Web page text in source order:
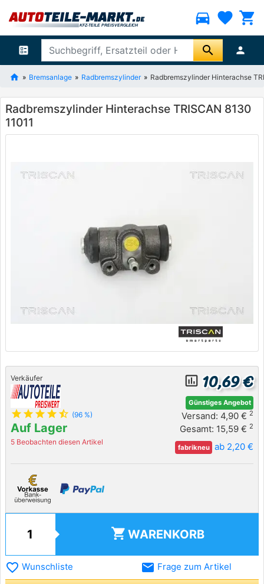
directions_car favorite shopping_cart
ballot search person
Bremsanlage Radbremszylinder Radbremszylinder Hinterachse
Radbremszylinder Hinterachse TRISCAN 8130
11011
Verkäufer
star star star star star_half (96 %)
Auf Lager
5 Beobachten diesen Artikel
insert_chart_outlined 10,69 €
Günstiges Angebot
Versand: 4,90 € 2
Gesamt: 15,59 € 2
fabrikneu ab 2,20 €
shopping_cart WARENKORB
favorite_border Wunschliste email Frage zum Artikel